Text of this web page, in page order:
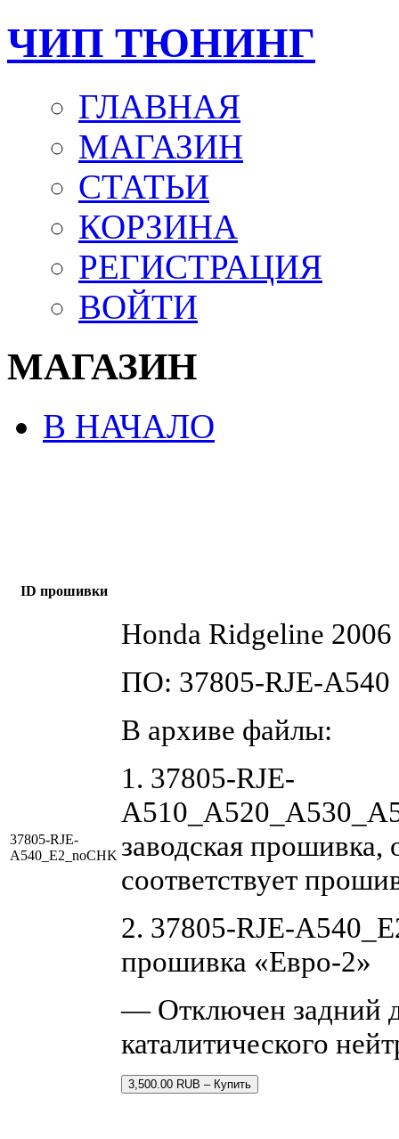
ЧИП ТЮНИНГ
ГЛАВНАЯ
МАГАЗИН
СТАТЬИ
КОРЗИНА
РЕГИСТРАЦИЯ
ВОЙТИ
МАГАЗИН
В НАЧАЛО
ID прошивки
37805-RJE-
A540_E2_noCHK
Honda Ridgeline 2006
ПО: 37805-RJE-A540
В архиве файлы:
1. 37805-RJE-
заводская прошивка,
соответствует
2. 37805-RJE-
прошивка «Евро-2»
— Отключен задний
каталитического
3,500.00 RUB – Купить